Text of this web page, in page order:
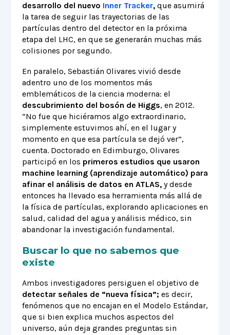
desarrollo del nuevo Inner Tracker,que asumirá
la tarea de seguir las trayectorias de las
partículas dentro del detector en la próxima
etapa del LHC, en que se generarán muchas más
colisiones por segundo.
En paralelo, Sebastián Olivares vivió desde
adentro uno de los momentos más
emblemáticos de la ciencia moderna: el
descubrimiento del bosón de Higgs, en 2012.
“No fue que hiciéramos algo extraordinario,
simplemente estuvimos ahí, en el lugar y
momento en que esa partícula se dejó ver”,
cuenta. Doctorado en Edimburgo, Olivares
participó en los primeros estudios que usaron
machine learning (aprendizaje automático) para
afinar el análisis de datos en ATLAS,y desde
entonces ha llevado esa herramienta más allá de
la física de partículas, explorando aplicaciones en
salud, calidad del agua y análisis médico, sin
abandonar la investigación fundamental.
Buscar lo que no sabemos que
existe
Ambos investigadores persiguen el objetivo de
detectar señales de “nueva física”; es decir,
fenómenos que no encajan en el Modelo Estándar,
que si bien explica muchos aspectos del
universo, aún deja grandes preguntas sin